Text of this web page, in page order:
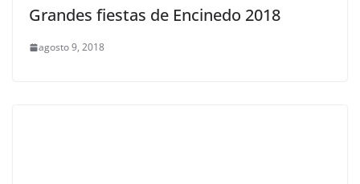
Grandes fiestas de Encinedo 2018
agosto 9, 2018